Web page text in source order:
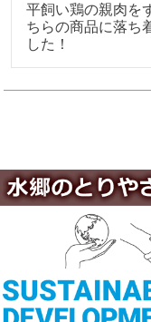
平飼い鶏の親肉を
ちらの商品に落ち
した！